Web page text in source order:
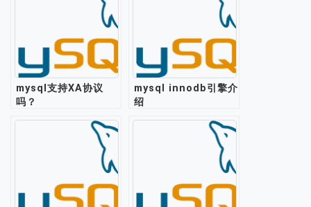
mysql支持XA协议
吗？
mysql innodb引擎介
绍